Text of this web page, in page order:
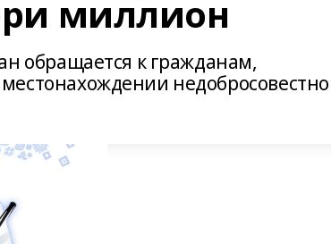
миллион
обращается к гражданам,